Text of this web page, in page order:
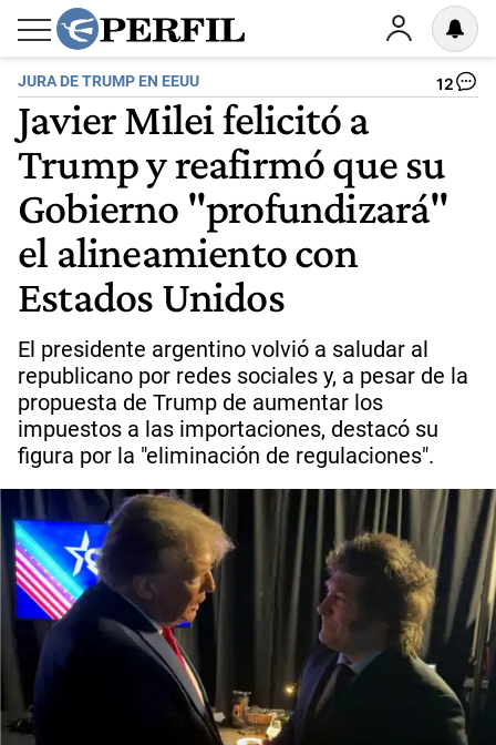
JURA DE TRUMP EN EEUU 12
Javier Milei felicitó a
Trump y reafirmó que su
Gobierno "profundizará"
el alineamiento con
Estados Unidos
El presidente argentino volvió a saludar al
republicano por redes sociales y, a pesar de la
propuesta de Trump de aumentar los
impuestos a las importaciones, destacó su
figura por la "eliminación de regulaciones".